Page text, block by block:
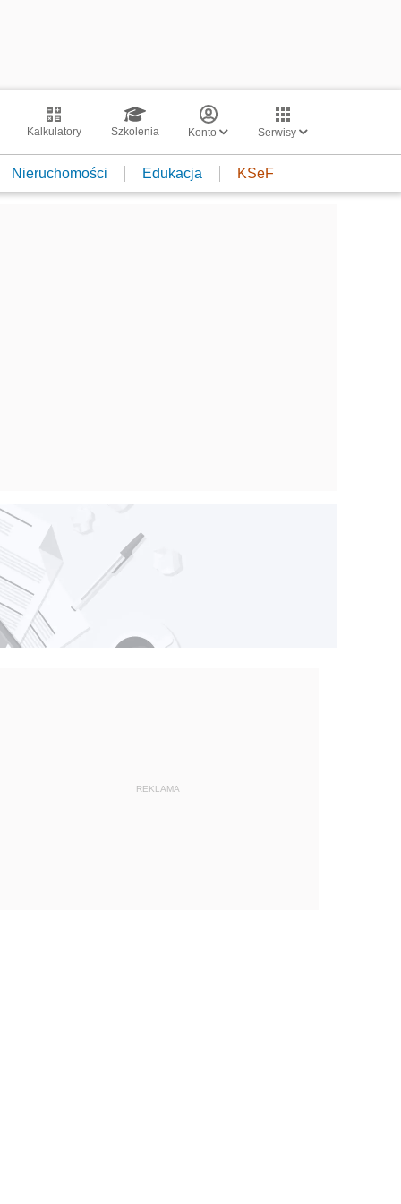
Kalkulatory Szkolenia Konto Serwisy
Nieruchomości Edukacja KSeF
REKLAMA